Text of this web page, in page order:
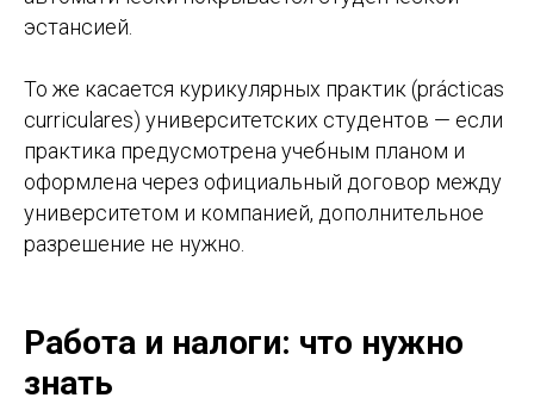
эстансией.
То же касается курикулярных практик (prácticas
curriculares) университетских студентов — если
практика предусмотрена учебным планом и
оформлена через официальный договор между
университетом и компанией, дополнительное
разрешение не нужно.
Работа и налоги: что нужно
знать